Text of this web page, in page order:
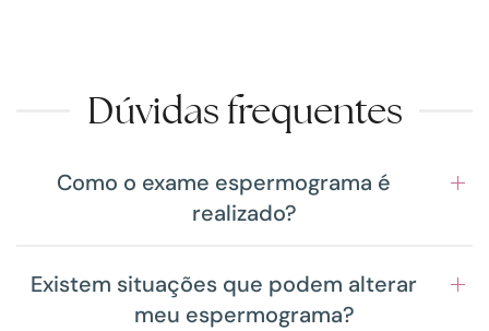
Dúvidas frequentes
Como o exame espermograma é
realizado?
Existem situações que podem alterar
meu espermograma?